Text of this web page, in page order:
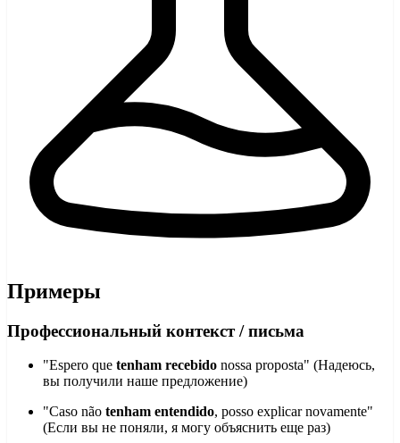
Примеры
Профессиональный контекст / письма
"Espero que tenham recebido nossa proposta" (Надеюсь,
вы получили наше предложение)
"Caso não tenham entendido, posso explicar novamente"
(Если вы не поняли, я могу объяснить еще раз)